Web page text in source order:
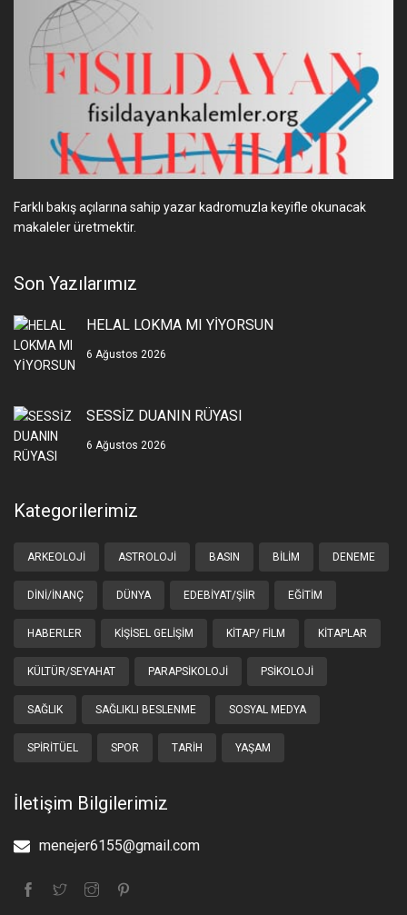
Farklı bakış açılarına sahip yazar kadromuzla keyifle okunacak
makaleler üretmektir.
Son Yazılarımız
HELAL LOKMA MI YİYORSUN
6 Ağustos 2026
SESSİZ DUANIN RÜYASI
6 Ağustos 2026
Kategorilerimiz
ARKEOLOJI ASTROLOJI BASIN BILIM DENEME
DINI/İNANÇ DÜNYA EDEBIYAT/ŞIIR EĞITIM
HABERLER KIŞISEL GELIŞIM KITAP/ FILM KITAPLAR
KÜLTÜR/SEYAHAT PARAPSIKOLOJI PSIKOLOJI
SAĞLIK SAĞLIKLI BESLENME SOSYAL MEDYA
SPIRITÜEL SPOR TARIH YAŞAM
İletişim Bilgilerimiz
menejer6155@gmail.com